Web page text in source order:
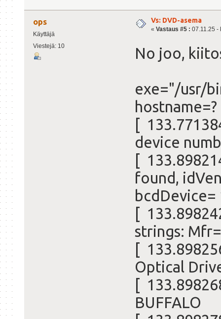
ops
Käyttäjä
Viestejä: 10
Vs: DVD-asema
« Vastaus #5 : 07.11.25 -
No joo,
exe="/usr/
[
device
[
found,
bcdDevice=
[
strings:
[
Optical
[
BUFFALO